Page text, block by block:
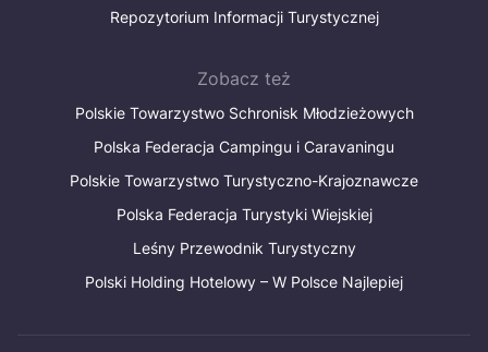
Repozytorium Informacji Turystycznej
Zobacz też
Polskie Towarzystwo Schronisk Młodzieżowych
Polska Federacja Campingu i Caravaningu
Polskie Towarzystwo Turystyczno-Krajoznawcze
Polska Federacja Turystyki Wiejskiej
Leśny Przewodnik Turystyczny
Polski Holding Hotelowy – W Polsce Najlepiej